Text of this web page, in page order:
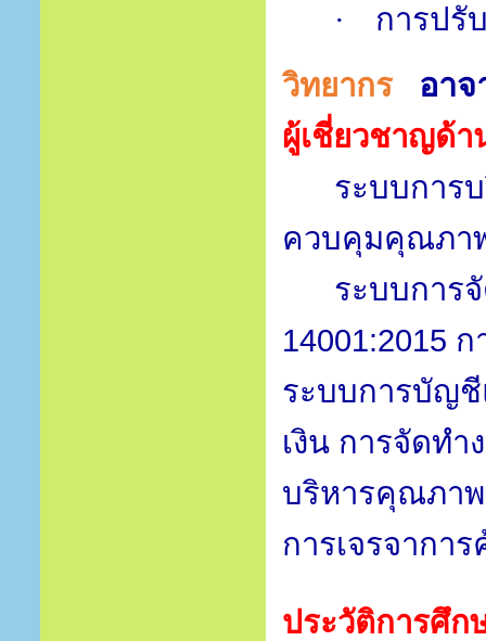
·
การปรั
วิทยากร
อา
ผู้เชี่ยวชาญด้า
ระบบการ
ควบคุมคุณภา
ระบบการ
14001:2015 ก
ระบบการบัญชี
เงิน การจัดท
บริหารคุณภาพ
การเจรจากา
ประวัติการศึก